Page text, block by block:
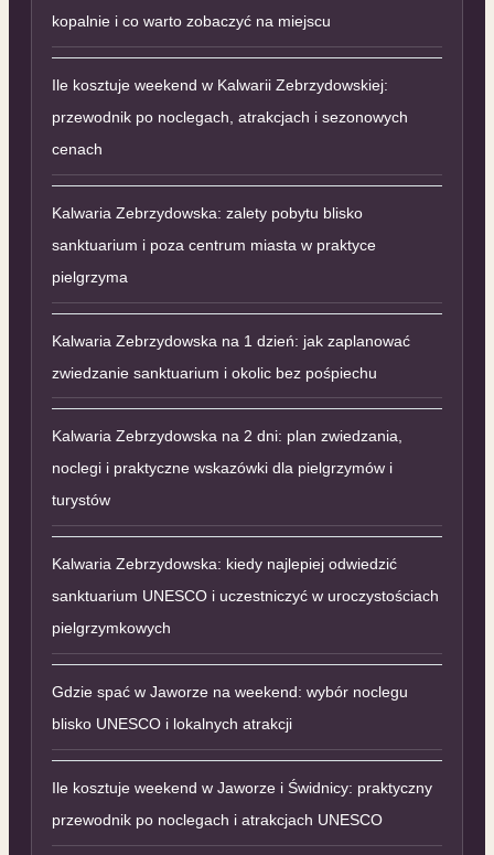
kopalnie i co warto zobaczyć na miejscu
Ile kosztuje weekend w Kalwarii Zebrzydowskiej:
przewodnik po noclegach, atrakcjach i sezonowych
cenach
Kalwaria Zebrzydowska: zalety pobytu blisko
sanktuarium i poza centrum miasta w praktyce
pielgrzyma
Kalwaria Zebrzydowska na 1 dzień: jak zaplanować
zwiedzanie sanktuarium i okolic bez pośpiechu
Kalwaria Zebrzydowska na 2 dni: plan zwiedzania,
noclegi i praktyczne wskazówki dla pielgrzymów i
turystów
Kalwaria Zebrzydowska: kiedy najlepiej odwiedzić
sanktuarium UNESCO i uczestniczyć w uroczystościach
pielgrzymkowych
Gdzie spać w Jaworze na weekend: wybór noclegu
blisko UNESCO i lokalnych atrakcji
Ile kosztuje weekend w Jaworze i Świdnicy: praktyczny
przewodnik po noclegach i atrakcjach UNESCO